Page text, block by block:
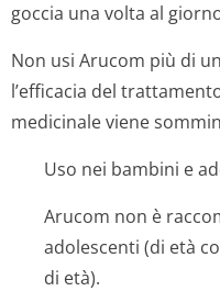
goccia una volta al
Non usi Arucom più di
l’efficacia del
medicinale viene
Uso nei bambini e
Arucom non è
adolescenti (di età
di età).